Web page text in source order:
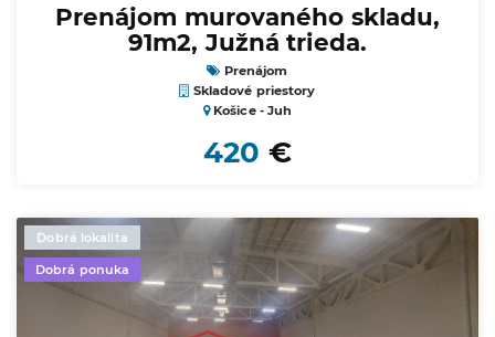
Prenájom murovaného skladu,
91m2, Južná trieda.
Prenájom
Skladové priestory
Košice - Juh
420 €
Dobrá lokalita
Dobrá ponuka